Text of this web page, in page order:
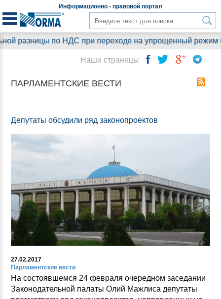
Информационно - правовой портал
по НДС при переходе на упрощенный режим 6%: что
ПАРЛАМЕНТСКИЕ ВЕСТИ
Депутаты обсудили ряд законопроектов
27.02.2017
Парламентские вести
На состоявшемся 24 февраля очередном заседании
Законодательной палаты Олий Мажлиса депутаты
Наши страницы